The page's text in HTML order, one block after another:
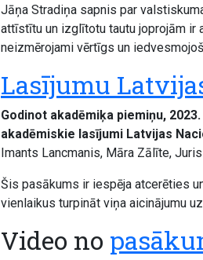
Jāņa Stradiņa sapnis par
attīstītu un izglītotu tautu joprojām ir
neizmērojami vērtīgs un
Lasījumu
Godinot akadēmiķa piemiņu,
akadēmiskie lasījumi Latvijas
Imants Lancmanis, Māra Zālīte,
Šis pasākums ir iespēja atcerēties
vienlaikus turpināt viņa aicinājumu
Video no